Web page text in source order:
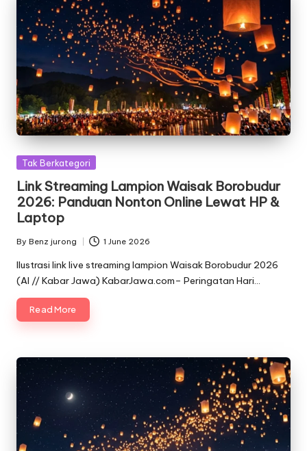
Posted
Tak Berkategori
Link Streaming Lampion Waisak Borobudur
2026: Panduan Nonton Online Lewat HP &
Laptop
Posted
by
By Benz jurong 1 June 2026
Ilustrasi link live streaming lampion Waisak Borobudur 2026
(AI // Kabar Jawa) KabarJawa.com– Peringatan Hari…
Read More